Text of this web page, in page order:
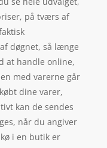
på tværs af
døgnet, så længe
at handle online,
med varerne går
dine varer,
kan de sendes
når du angiver
i en butik er